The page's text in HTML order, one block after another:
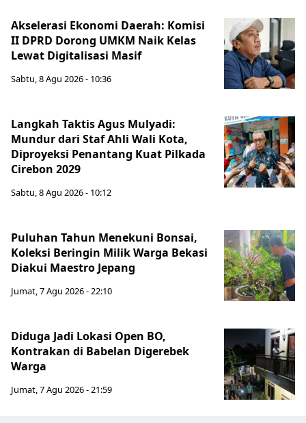
Akselerasi Ekonomi Daerah: Komisi
II DPRD Dorong UMKM Naik Kelas
Lewat Digitalisasi Masif
Sabtu, 8 Agu 2026 - 10:36
Langkah Taktis Agus Mulyadi:
Mundur dari Staf Ahli Wali Kota,
Diproyeksi Penantang Kuat Pilkada
Cirebon 2029
Sabtu, 8 Agu 2026 - 10:12
Puluhan Tahun Menekuni Bonsai,
Koleksi Beringin Milik Warga Bekasi
Diakui Maestro Jepang
Jumat, 7 Agu 2026 - 22:10
Diduga Jadi Lokasi Open BO,
Kontrakan di Babelan Digerebek
Warga
Jumat, 7 Agu 2026 - 21:59